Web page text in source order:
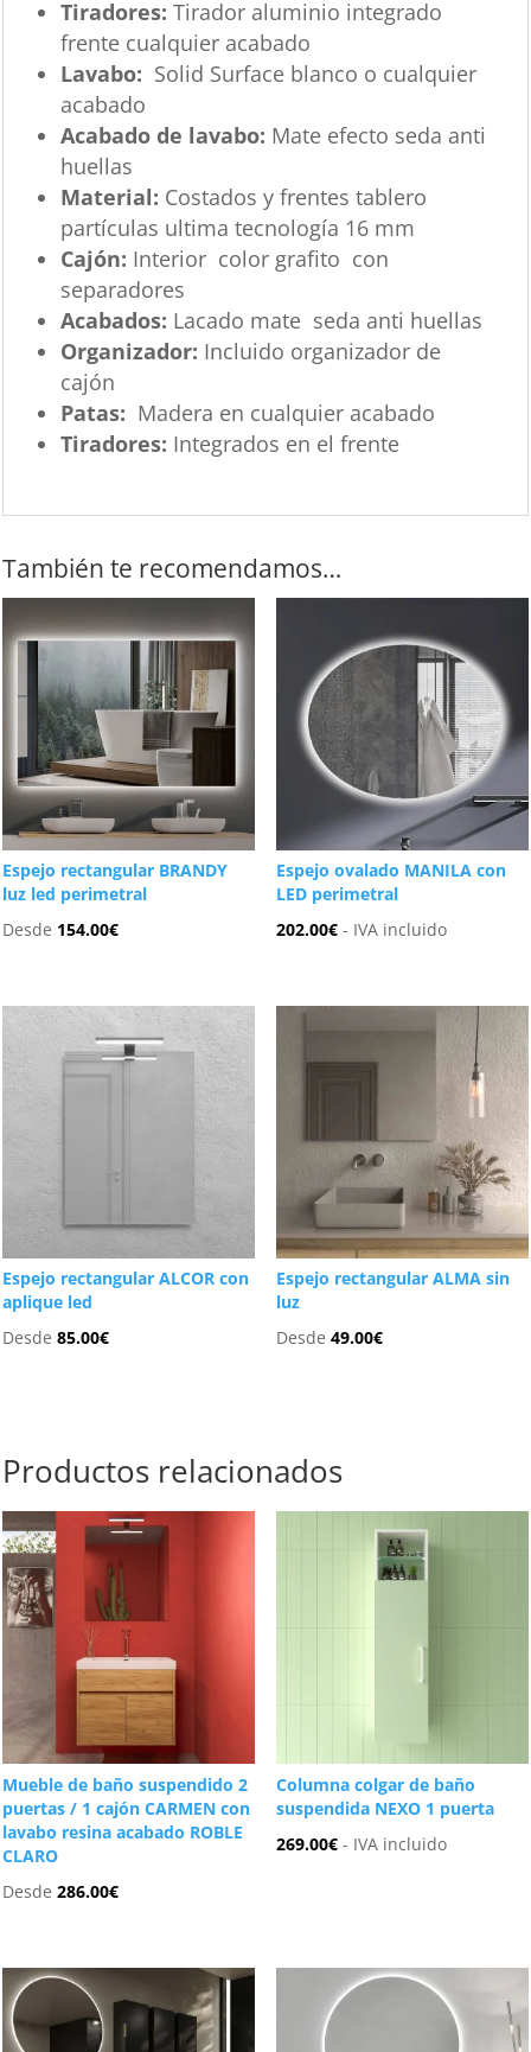
Tiradores: Tirador aluminio integrado
frente cualquier acabado
Lavabo: Solid Surface blanco o cualquier
acabado
Acabado de lavabo: Mate efecto seda anti
huellas
Material: Costados y frentes tablero
partículas ultima tecnología 16 mm
Cajón: Interior color grafito con
separadores
Acabados: Lacado mate seda anti huellas
Organizador: Incluido organizador de
cajón
Patas: Madera en cualquier acabado
Tiradores: Integrados en el frente
También te recomendamos…
Espejo rectangular BRANDY
luz led perimetral
Desde 154.00€
Espejo ovalado MANILA con
LED perimetral
202.00€ - IVA incluido
Espejo rectangular ALCOR con
aplique led
Desde85.00€
Espejo rectangular ALMA sin
luz
Desde 49.00€
Productos relacionados
Mueble de baño suspendido 2
puertas / 1 cajón CARMEN con
lavabo resina acabado ROBLE
CLARO
Desde286.00€
Columna colgar de baño
suspendida NEXO 1 puerta
269.00€ - IVA incluido